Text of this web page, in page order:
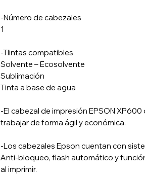
-Número de cabezales
1
-TIintas compatibles
Solvente – Ecosolvente
Sublimación
Tinta a base de agua
-El cabezal de impresión EPSON
trabajar de forma ágil y económica.
-Los cabezales Epson cuentan con
Anti-bloqueo, flash automático y
al imprimir.